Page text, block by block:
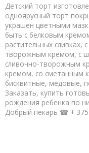
Детский торт
одноярусный торт
украшен цветными
быть с белковым
растительных сливках,
творожным кремом, с
сливочно-творожным
кремом, со сметанным
бисквитные, медовые,
Заказать, купить
рождения ребенка по
Добрый пекарь ☎ + 375